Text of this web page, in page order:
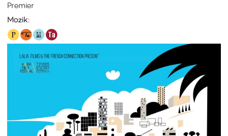
Premier
Mozik: